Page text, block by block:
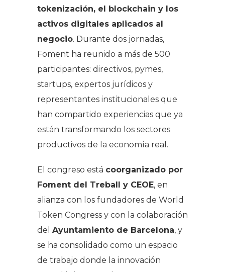
tokenización, el blockchain y los
activos digitales aplicados al
negocio. Durante dos jornadas,
Foment ha reunido a más de 500
participantes: directivos, pymes,
startups, expertos jurídicos y
representantes institucionales que
han compartido experiencias que ya
están transformando los sectores
productivos de la economía real.
El congreso está coorganizado por
Foment del Treball y CEOE, en
alianza con los fundadores de World
Token Congress y con la colaboración
del Ayuntamiento de Barcelona, y
se ha consolidado como un espacio
de trabajo donde la innovación